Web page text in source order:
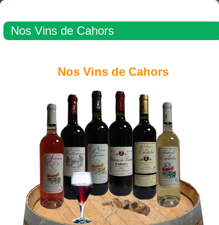
Nos Vins de Cahors
Nos Vins de Cahors